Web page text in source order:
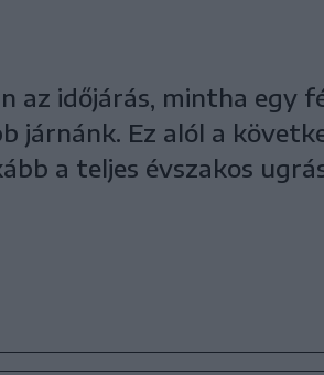
az időjárás, mintha egy
járnánk. Ez alól a
a teljes évszakos